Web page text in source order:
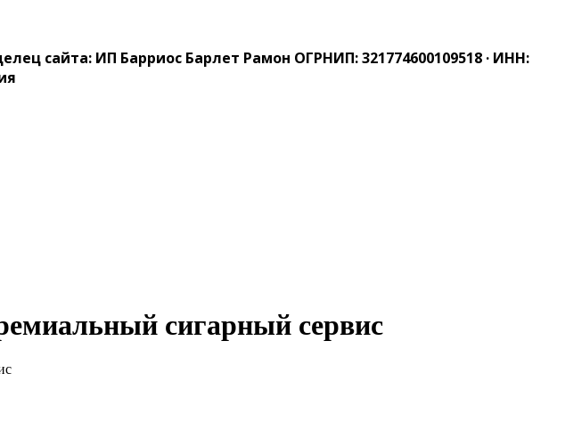
ИП Барриос Барлет Рамон ОГРНИП: 321774600109518 · ИНН:
сигарный сервис